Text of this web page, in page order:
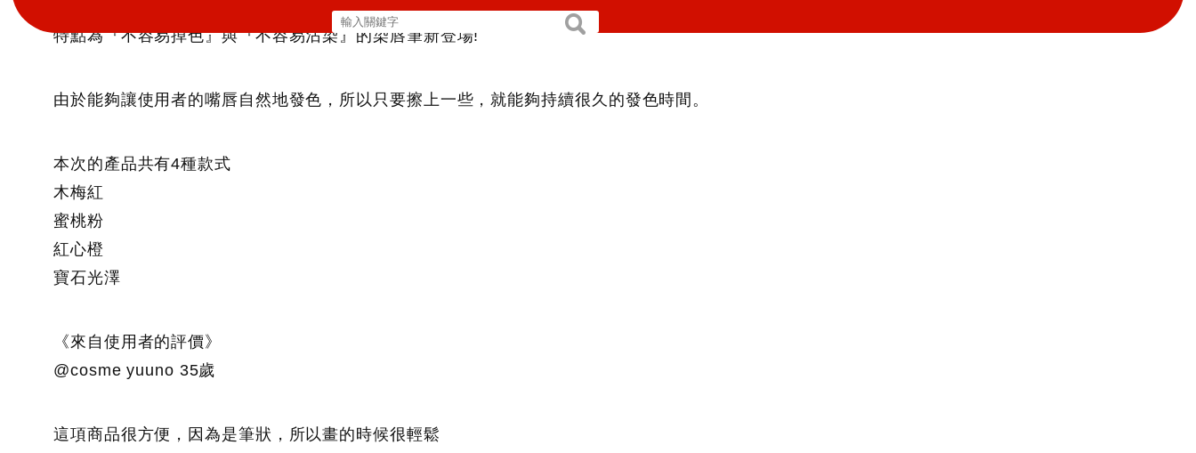
搜
尋
鍵
搜
根據1000名想受歡迎的女性問卷調查的結果，所開發出來的商品
特點為『不容易掉色』與『不容易沾染』的染唇筆新登場!
由於能夠讓使用者的嘴唇自然地發色，所以只要擦上一些，就能夠持續很久的發色時間。
本次的產品共有4種款式
木梅紅
蜜桃粉
紅心橙
寶石光澤
《來自使用者的評價》
@cosme yuuno 35歲
這項商品很方便，因為是筆狀，所以畫的時候很輕鬆